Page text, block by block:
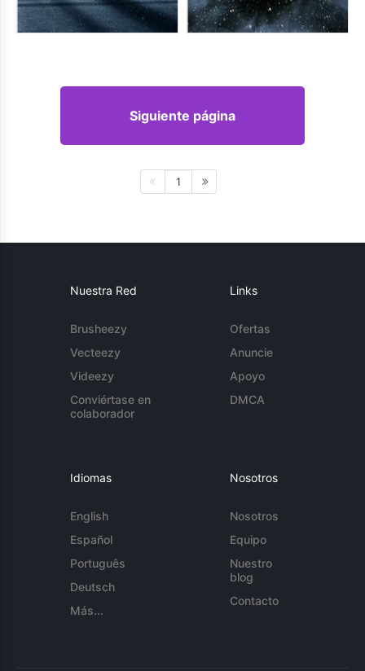
Siguiente página
1
Nuestra Red
Brusheezy
Vecteezy
Videezy
Conviértase en
colaborador
Links
Ofertas
Anuncie
Apoyo
DMCA
Idiomas
English
Español
Português
Deutsch
Más...
Nosotros
Nosotros
Equipo
Nuestro
blog
Contacto